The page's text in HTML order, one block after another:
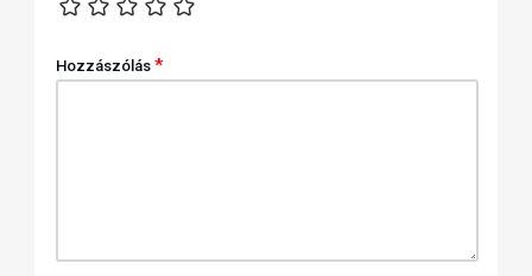
Hozzászólás *